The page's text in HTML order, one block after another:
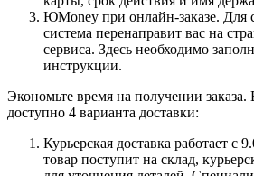
ЮMoney при онлайн-заказе. Для
система перенаправит вас на
сервиса. Здесь необходимо
инструкции.
Экономьте время на получении заказа.
доступно 4 варианта доставки:
Курьерская доставка работает с
товар поступит на склад,